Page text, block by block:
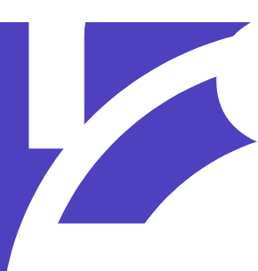
Политика конфиденциальности
© 2025 «Новое Радио» 12+
Доверяем разработку
Политика конфиденциальности
Правила рассылок